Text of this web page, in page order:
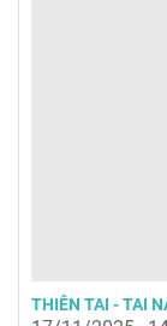
THIÊN TAI - TAI